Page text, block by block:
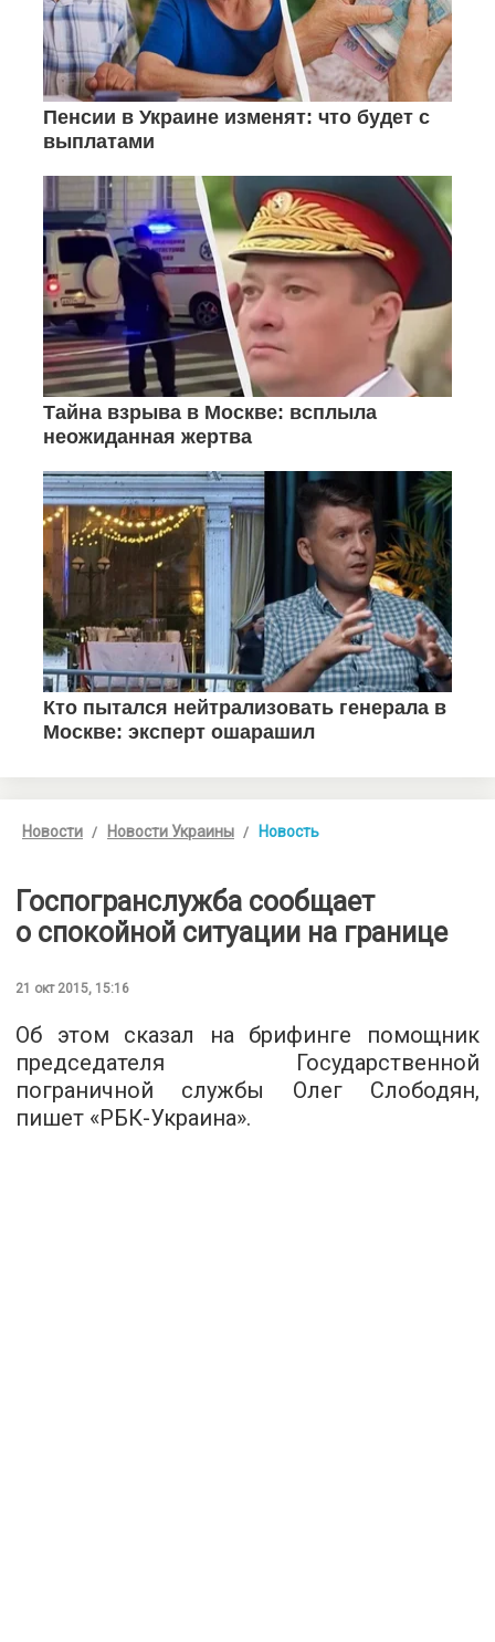
Новости Новости Украины Новость
Госпогранслужба сообщает
о спокойной ситуации на границе
21 окт 2015, 15:16
Об этом сказал на брифинге помощник
председателя Государственной
пограничной службы Олег Слободян,
пишет «РБК-Украина».